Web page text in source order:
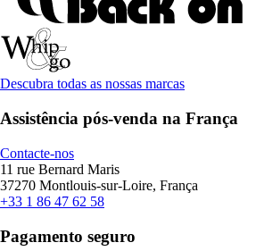
Descubra todas as nossas marcas
Assistência pós-venda na França
Contacte-nos
11 rue Bernard Maris
37270 Montlouis-sur-Loire, França
+33 1 86 47 62 58
Pagamento seguro